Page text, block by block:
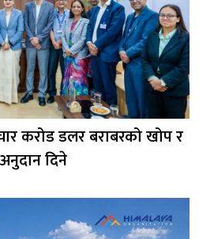
करोड डलर बराबरको खोप र
दिने